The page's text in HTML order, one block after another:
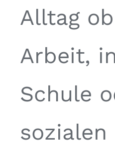
Alltag
Arbeit,
Schule
sozialen